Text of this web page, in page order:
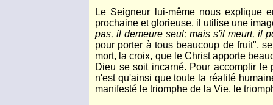
Le Seigneur lui-même nous explique
prochaine et glorieuse, il utilise une
pas, il demeure seul; mais s'il meurt, il
pour porter à tous beaucoup de fruit",
mort, la croix, que le Christ apporte
Dieu se soit incarné. Pour accomplir
n'est qu'ainsi que toute la réalité
manifesté le triomphe de la Vie, le